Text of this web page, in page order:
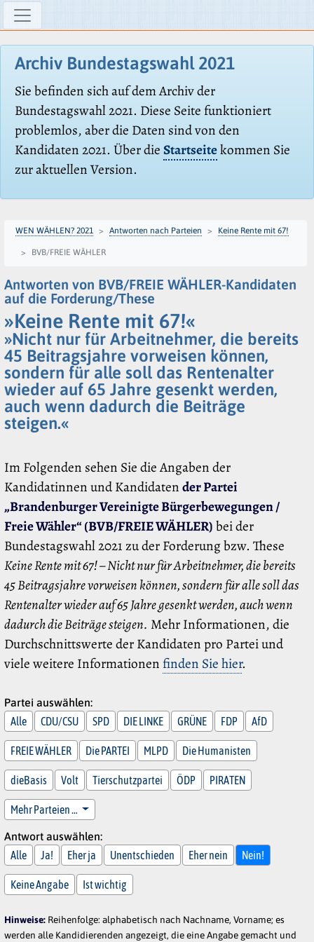
Archiv Bundestagswahl 2021
Sie befinden sich auf dem Archiv der
Bundestagswahl 2021. Diese Seite funktioniert
problemlos, aber die Daten sind von den
Kandidaten 2021. Über dieStartseitekommen Sie
zur aktuellen Version.
WEN WÄHLEN? 2021 Antworten nach Parteien Keine Rente mit 67!
BVB/FREIE WÄHLER
Antworten von BVB/FREIE WÄHLER-Kandidaten
auf die Forderung/These
»Keine Rente mit 67!«
»Nicht nur für Arbeitnehmer, die bereits
45 Beitragsjahre vorweisen können,
sondern für alle soll das Rentenalter
wieder auf 65 Jahre gesenkt werden,
auch wenn dadurch die Beiträge
steigen.«
Im Folgenden sehen Sie die Angaben der
Kandidatinnen und Kandidatender Partei
„Brandenburger Vereinigte Bürgerbewegungen /
Freie Wähler“ (BVB/FREIE WÄHLER)bei der
Bundestagswahl 2021 zu der Forderung bzw. These
Keine Rente mit 67! – Nicht nur für Arbeitnehmer, die bereits
45 Beitragsjahre vorweisen können, sondern für alle soll das
Rentenalter wieder auf 65 Jahre gesenkt werden, auch wenn
dadurch die Beiträge steigen. Mehr Informationen, die
Durchschnittswerte der Kandidaten pro Partei und
viele weitere Informationen finden Sie hier.
Partei auswählen:
Alle
CDU/CSU SPD DIE LINKE GRÜNE FDP AfD
FREIE WÄHLER Die PARTEI MLPD Die Humanisten
dieBasis Volt Tierschutzpartei ÖDP PIRATEN
Mehr Parteien …
Antwort auswählen:
Alle
Ja! Eher ja Unentschieden Eher nein Nein!
Keine Angabe Ist wichtig
Hinweise: Reihenfolge: alphabetisch nach Nachname, Vorname; es
werden alle Kandidierenden angezeigt, die eine Angabe gemacht und